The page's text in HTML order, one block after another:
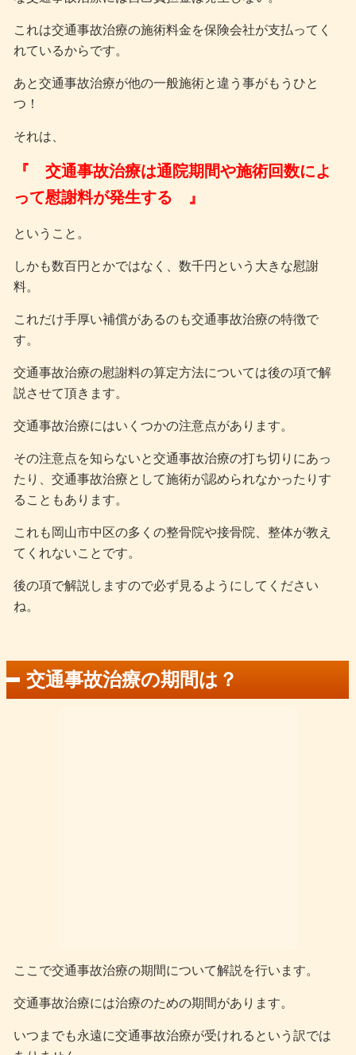
これは交通事故治療の施術料金を保険会社が支払ってく
れているからです。
あと交通事故治療が他の一般施術と違う事がもうひと
つ！
それは、
『 交通事故治療は通院期間や施術回数によ
って慰謝料が発生する 』
ということ。
しかも数百円とかではなく、数千円という大きな慰謝
料。
これだけ手厚い補償があるのも交通事故治療の特徴で
す。
交通事故治療の慰謝料の算定方法については後の項で解
説させて頂きます。
交通事故治療にはいくつかの注意点があります。
その注意点を知らないと交通事故治療の打ち切りにあっ
たり、交通事故治療として施術が認められなかったりす
ることもあります。
これも岡山市中区の多くの整骨院や接骨院、整体が教え
てくれないことです。
後の項で解説しますので必ず見るようにしてください
ね。
交通事故治療の期間は？
ここで交通事故治療の期間について解説を行います。
交通事故治療には治療のための期間があります。
いつまでも永遠に交通事故治療が受けれるという訳では